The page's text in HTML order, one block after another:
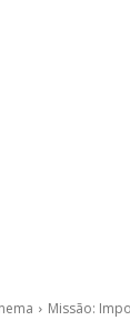
Missão: